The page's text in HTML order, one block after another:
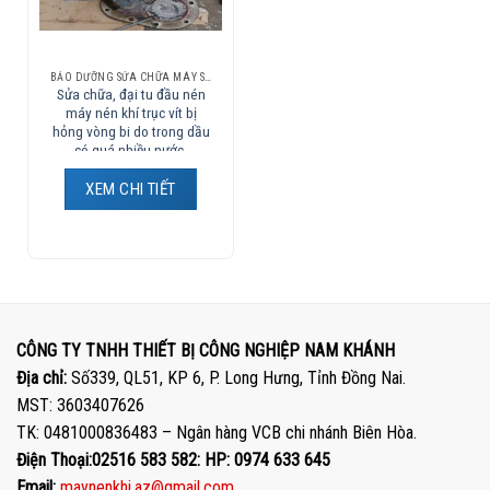
Sửa chữa, đại tu đầu nén
máy nén khí trục vít bị
hỏng vòng bi do trong dầu
có quá nhiều nước.
XEM CHI TIẾT
CÔNG TY TNHH THIẾT BỊ CÔNG NGHIỆP NAM KHÁNH
Địa chỉ: Số339, QL51, KP 6, P. Long Hưng, Tỉnh Đồng Nai.
MST: 3603407626
TK: 0481000836483 – Ngân hàng VCB chi nhánh Biên Hòa.
Điện Thoại:02516 583 582: HP: 0974 633 645